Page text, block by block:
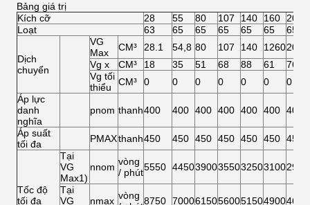
Bảng giá trị
Kích cỡ
28 55 80 107 140 160 200
Loạt
63 65 65 65 65 65 65
Dịch
chuyển
VG
Max
CM³ 28.1 54,8 80 107 140 1260200
Vg x
CM³ 18 35 51 68 88 61 76
Vg tối
thiểu
CM³ 0 0 0 0 0 0 0
Áp lực
danh
nghĩa
pnom thanh400 400 400 400 400 400 400
Áp suất
tối đa
PMAXthanh450 450 450 450 450 450 450
Tốc độ
tối đa
Tại
VG
Max1)
nnom vòng
/ phút5550 445039003550325031002900
Tại
VG
nmax vòng 8750 700061505600515049004600